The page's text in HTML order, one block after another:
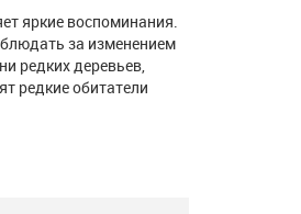
яркие воспоминания.
за изменением
редких деревьев,
редкие обитатели